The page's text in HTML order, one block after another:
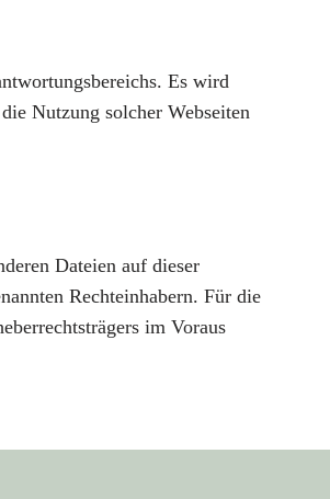
Es wird
Nutzung solcher Webseiten
Dateien auf dieser
Rechteinhabern. Für die
im Voraus